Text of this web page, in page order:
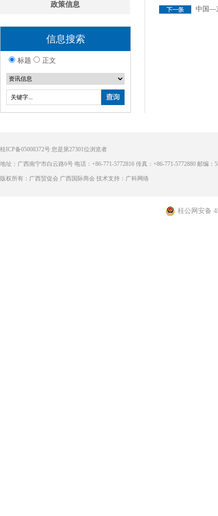
政策信息
信息搜索
标题 正文
中国—
桂ICP备05008372号 您是第27301位浏览者
地址：广西南宁市白云路6号 电话：+86-771-5772816 传真：+86-771-5772880 邮编：
版权所有：广西贸促会 广西国际商会 技术支持：广科网络
桂公网安备